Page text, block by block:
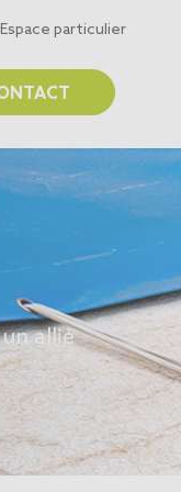
Espace particulier
allié